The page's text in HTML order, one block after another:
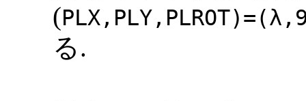
(
る.